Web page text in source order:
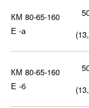
КМ 80-65-160
Е -а
КМ 80-65-160
Е -б